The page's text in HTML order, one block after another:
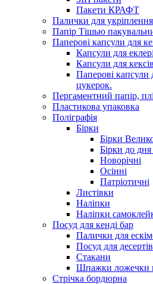
Пакети КРАФТ
Палички для укріплення
Папір Тішью
Паперові капсули для
Капсули для
Капсули для
Паперові капсули
цукерок.
Пергаментний папір,
Пластикова упаковка
Поліграфія
Бірки
Бірки
Бірки до
Новорічні
Осінні
Патріотичні
Листівки
Наліпки
Наліпки
Посуд для кенді бар
Палички для
Посуд для десертів
Стакани
Шпажки ложечки
Стрічка бордюрна